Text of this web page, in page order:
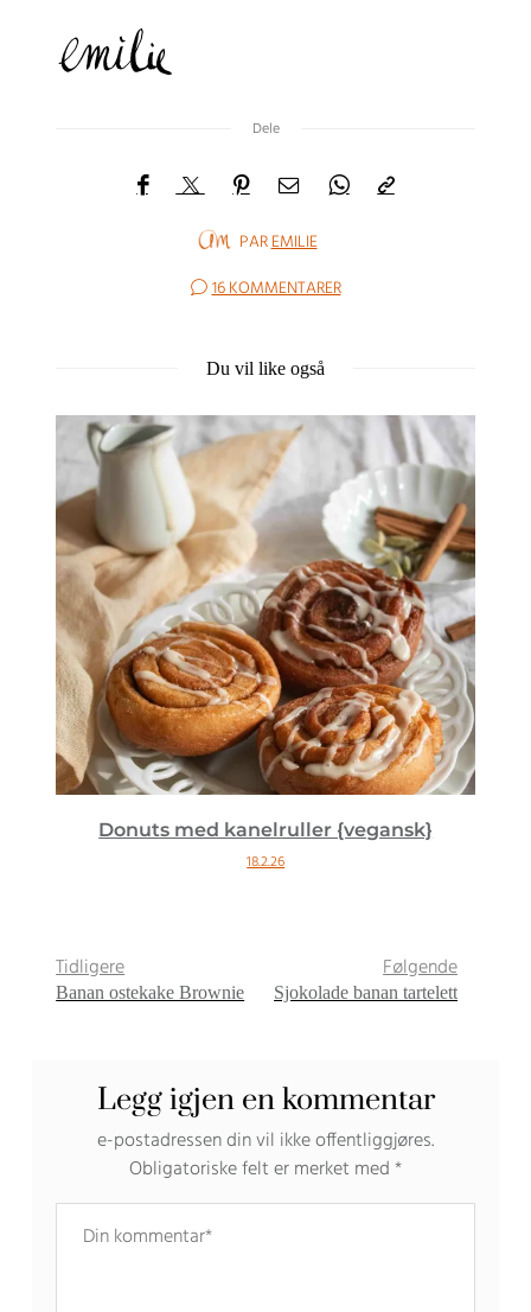
Dele
PAREMILIE
16 KOMMENTARER
Du vil like også
Donuts med kanelruller {vegansk}
18.2.26
Tidligere
Banan ostekake Brownie
Følgende
Sjokolade banan tartelett
Legg igjen en kommentar
e-postadressen din vil ikke offentliggjøres.
Obligatoriske felt er merket med*